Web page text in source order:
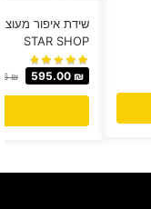
שידת איפור
STAR SHOP
₪ 595.00 ₪